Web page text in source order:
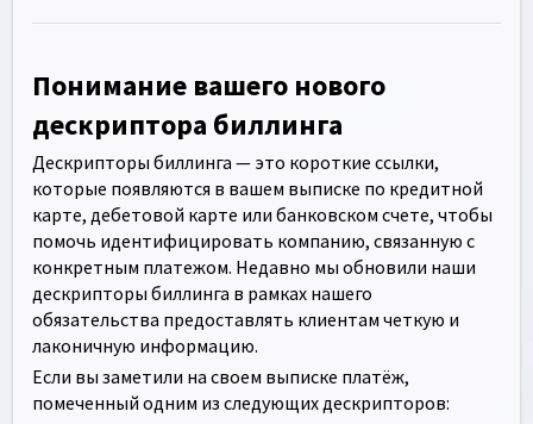
Понимание вашего нового
дескриптора биллинга
Дескрипторы биллинга — это короткие ссылки,
которые появляются в вашем выписке по кредитной
карте, дебетовой карте или банковском счете, чтобы
помочь идентифицировать компанию, связанную с
конкретным платежом. Недавно мы обновили наши
дескрипторы биллинга в рамках нашего
обязательства предоставлять клиентам четкую и
лаконичную информацию.
Если вы заметили на своем выписке платёж,
помеченный одним из следующих дескрипторов: